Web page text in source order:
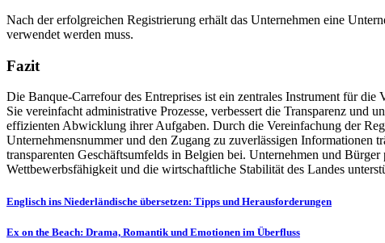
Nach der erfolgreichen Registrierung erhält das Unternehmen eine
verwendet werden muss.
Fazit
Die Banque-Carrefour des Entreprises ist ein zentrales Instrument für
Sie vereinfacht administrative Prozesse, verbessert die Transparenz und
effizienten Abwicklung ihrer Aufgaben. Durch die Vereinfachung der
Unternehmensnummer und den Zugang zu zuverlässigen Informationen
transparenten Geschäftsumfelds in Belgien bei. Unternehmen und
Wettbewerbsfähigkeit und die wirtschaftliche Stabilität des Landes
Post
navigation
Englisch ins Niederländische übersetzen: Tipps und Herausforderungen
Ex on the Beach: Drama, Romantik und Emotionen im Überfluss